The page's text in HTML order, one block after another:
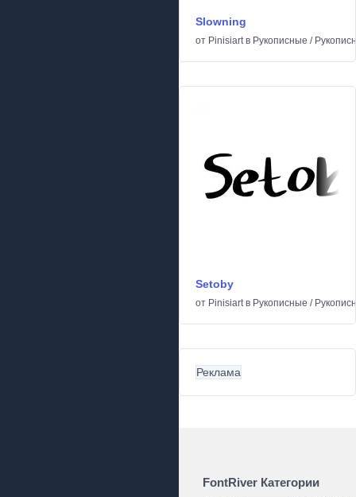
Slowning
от Pinisiartв Рукописные /
Setoby
от Pinisiartв Рукописные /
Реклама
FontRiver Категории